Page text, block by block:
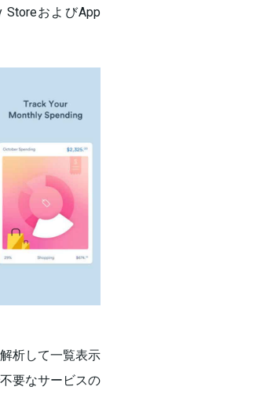
およびApp
析して一覧表示
要なサービスの